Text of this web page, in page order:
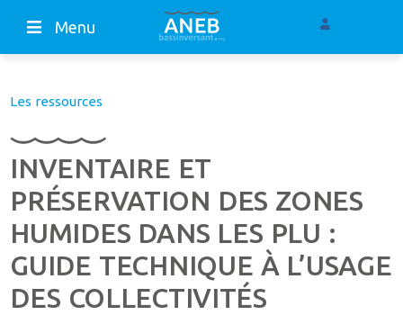
Menu
Les ressources
INVENTAIRE ET
PRÉSERVATION DES ZONES
HUMIDES DANS LES PLU :
GUIDE TECHNIQUE À L’USAGE
DES COLLECTIVITÉS